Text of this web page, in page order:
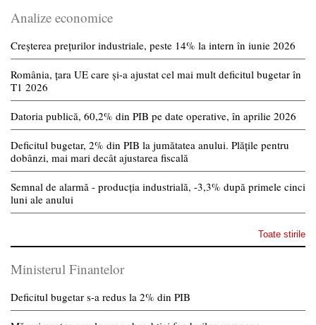
Analize economice
Creșterea prețurilor industriale, peste 14% la intern în iunie 2026
România, țara UE care și-a ajustat cel mai mult deficitul bugetar în
T1 2026
Datoria publică, 60,2% din PIB pe date operative, în aprilie 2026
Deficitul bugetar, 2% din PIB la jumătatea anului. Plățile pentru
dobânzi, mai mari decât ajustarea fiscală
Semnal de alarmă - producția industrială, -3,3% după primele cinci
luni ale anului
Toate stirile
Ministerul Finantelor
Deficitul bugetar s-a redus la 2% din PIB